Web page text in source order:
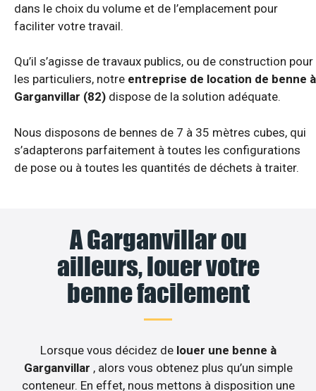
dans le choix du volume et de l’emplacement pour
faciliter votre travail.
Qu’il s’agisse de travaux publics, ou de construction pour
les particuliers, notre entreprise de location de benne à
Garganvillar (82) dispose de la solution adéquate.
Nous disposons de bennes de 7 à 35 mètres cubes, qui
s’adapterons parfaitement à toutes les configurations
de pose ou à toutes les quantités de déchets à traiter.
A Garganvillar ou
ailleurs, louer votre
benne facilement
Lorsque vous décidez de louer une benne à
Garganvillar , alors vous obtenez plus qu’un simple
conteneur. En effet, nous mettons à disposition une